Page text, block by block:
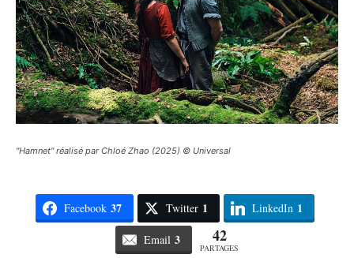
"Hamnet" réalisé par Chloé Zhao (2025) © Universal
Facebook 37 Twitter 1 LinkedIn 1
Email 3 42
PARTAGES